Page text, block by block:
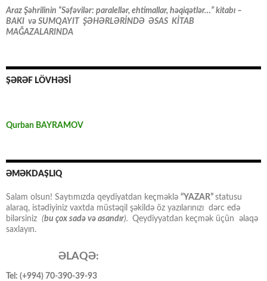
Araz Şəhrilinin “Səfəvilər: paralellər, ehtimallar, həqiqətlər…” kitabı –
BAKI və SUMQAYIT ŞƏHƏRLƏRİNDƏ ƏSAS KİTAB
MAĞAZALARINDA
ŞƏRƏF LÖVHƏSİ
Qurban BAYRAMOV
ƏMƏKDAŞLIQ
Salam olsun! Saytımızda qeydiyatdan keçməklə “YAZAR” statusu
alaraq, istədiyiniz vaxtda müstəqil şəkildə öz yazılarınızı dərc edə
bilərsiniz (bu çox sadə və asandır). Qeydiyyatdan keçmək üçün əlaqə
saxlayın.
ƏLAQƏ:
Tel: (+994) 70-390-39-93